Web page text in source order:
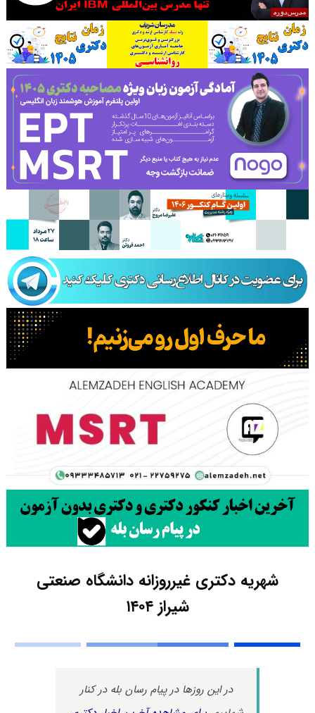
شهریه دکتری غیرروزانه دانشگاه صنعتی
شیراز ۱۴۰۴
در این روزها در پیام رسان بله در کنار